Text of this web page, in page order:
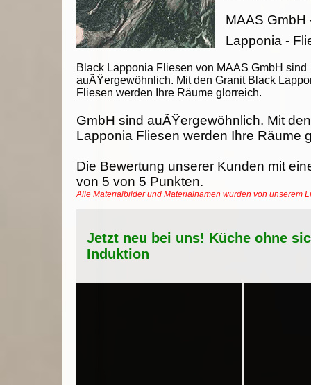
Black Lapponia Fliesen von MAAS GmbH sind
auÃŸergewöhnlich. Mit den Granit Black
Fliesen werden Ihre Räume glorreich.
MAAS GmbH
Lapponia -
GmbH sind auÃŸergewöhnlich. Mit
Lapponia Fliesen werden Ihre Räume
Die Bewertung unserer Kunden mit
von 5 von 5 Punkten.
Alle Materialbilder und Materialnamen wurden von unserem
Jetzt neu bei uns! Küche ohne
Induktion